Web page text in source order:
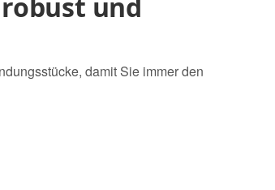
und
damit Sie immer den